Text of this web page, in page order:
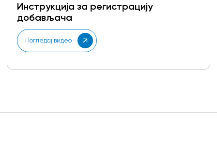
Инструкција за регистрацију
добављача
Погледај видео